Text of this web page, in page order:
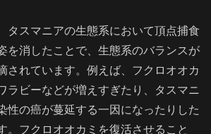
タスマニアの生態系において頂点捕食
を消したことで、生態系のバランスが
されています。例えば、フクロオオカ
ラビーなどが増えすぎたり、タスマニ
性の癌が蔓延する一因になったりした
。フクロオオカミを復活させること